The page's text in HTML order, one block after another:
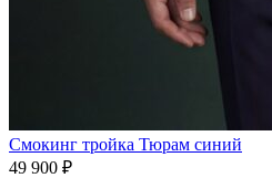
Смокинг тройка Тюрам синий
49 900 ₽